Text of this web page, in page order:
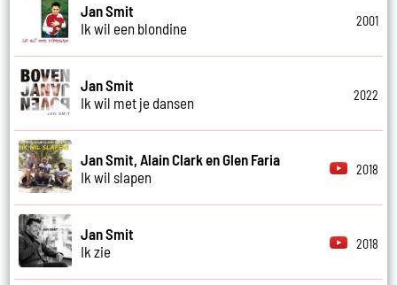
Jan Smit
Ik wil een blondine
2001
Jan Smit
Ik wil met je dansen
2022
Jan Smit, Alain Clark en Glen Faria
Ik wil slapen
2018
Jan Smit
Ik zie
2018